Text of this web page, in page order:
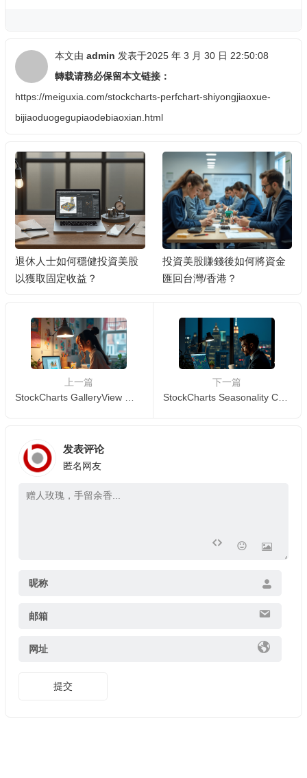
本文由 admin 发表于2025 年 3 月 30 日 22:50:08
轉载请務必保留本文链接：
https://meiguxia.com/stockcharts-perfchart-shiyongjiaoxue-
bijiaoduogegupiaodebiaoxian.html
退休人士如何穩健投資美股
以獲取固定收益？
投資美股賺錢後如何將資金
匯回台灣/香港？
上一篇
下一篇
StockCharts Seasonality Chart 使用教學：分析股票的季節性表現
发表评论
匿名网友
昵称
邮箱
网址
提交